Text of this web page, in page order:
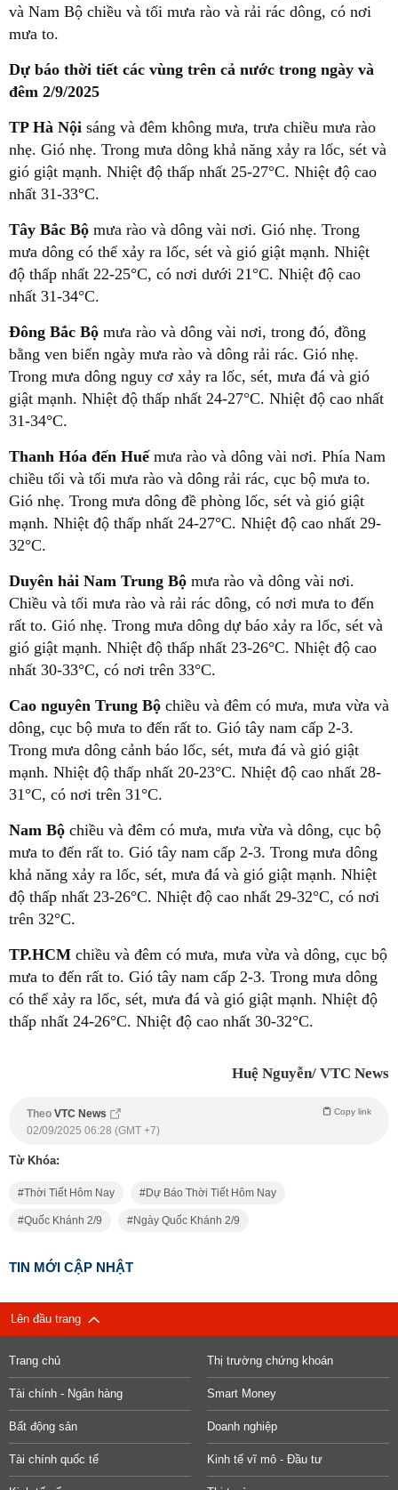
và Nam Bộ chiều và tối mưa rào và rải rác dông, có nơi
mưa to.
Dự báo thời tiết các vùng trên cả nước trong ngày và
đêm 2/9/2025
TP Hà Nội sáng và đêm không mưa, trưa chiều mưa rào
nhẹ. Gió nhẹ. Trong mưa dông khả năng xảy ra lốc, sét và
gió giật mạnh. Nhiệt độ thấp nhất 25-27°C. Nhiệt độ cao
nhất 31-33°C.
Tây Bắc Bộ mưa rào và dông vài nơi. Gió nhẹ. Trong
mưa dông có thể xảy ra lốc, sét và gió giật mạnh. Nhiệt
độ thấp nhất 22-25°C, có nơi dưới 21°C. Nhiệt độ cao
nhất 31-34°C.
Đông Bắc Bộ mưa rào và dông vài nơi, trong đó, đồng
bằng ven biển ngày mưa rào và dông rải rác. Gió nhẹ.
Trong mưa dông nguy cơ xảy ra lốc, sét, mưa đá và gió
giật mạnh. Nhiệt độ thấp nhất 24-27°C. Nhiệt độ cao nhất
31-34°C.
Thanh Hóa đến Huế mưa rào và dông vài nơi. Phía Nam
chiều tối và tối mưa rào và dông rải rác, cục bộ mưa to.
Gió nhẹ. Trong mưa dông đề phòng lốc, sét và gió giật
mạnh. Nhiệt độ thấp nhất 24-27°C. Nhiệt độ cao nhất 29-
32°C.
Duyên hải Nam Trung Bộ mưa rào và dông vài nơi.
Chiều và tối mưa rào và rải rác dông, có nơi mưa to đến
rất to. Gió nhẹ. Trong mưa dông dự báo xảy ra lốc, sét và
gió giật mạnh. Nhiệt độ thấp nhất 23-26°C. Nhiệt độ cao
nhất 30-33°C, có nơi trên 33°C.
Cao nguyên Trung Bộ chiều và đêm có mưa, mưa vừa và
dông, cục bộ mưa to đến rất to. Gió tây nam cấp 2-3.
Trong mưa dông cảnh báo lốc, sét, mưa đá và gió giật
mạnh. Nhiệt độ thấp nhất 20-23°C. Nhiệt độ cao nhất 28-
31°C, có nơi trên 31°C.
Nam Bộ chiều và đêm có mưa, mưa vừa và dông, cục bộ
mưa to đến rất to. Gió tây nam cấp 2-3. Trong mưa dông
khả năng xảy ra lốc, sét, mưa đá và gió giật mạnh. Nhiệt
độ thấp nhất 23-26°C. Nhiệt độ cao nhất 29-32°C, có nơi
trên 32°C.
TP.HCM chiều và đêm có mưa, mưa vừa và dông, cục bộ
mưa to đến rất to. Gió tây nam cấp 2-3. Trong mưa dông
có thể xảy ra lốc, sét, mưa đá và gió giật mạnh. Nhiệt độ
thấp nhất 24-26°C. Nhiệt độ cao nhất 30-32°C.
Huệ Nguyễn/ VTC News
Theo VTC News Copy link
02/09/2025 06:28 (GMT +7)
Từ Khóa:
Thời Tiết Hôm Nay Dự Báo Thời Tiết Hôm Nay
Quốc Khánh 2/9 Ngày Quốc Khánh 2/9
TIN MỚI CẬP NHẬT
Lên đầu trang
Trang chủ Thị trường chứng khoán
Tài chính - Ngân hàng Smart Money
Bất động sản Doanh nghiệp
Tài chính quốc tế Kinh tế vĩ mô - Đầu tư